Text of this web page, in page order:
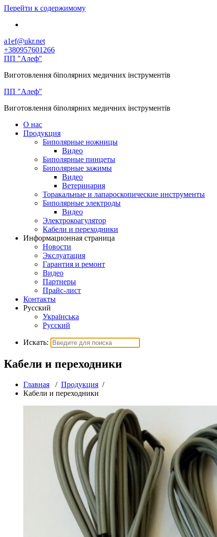
Перейти к содержимому
a1ef@ukr.net
+380957601266
ПП "Алеф"
Виготовлення біполярних медичних інструментів
ПП "Алеф"
Виготовлення біполярних медичних інструментів
О нас
Продукция
Биполярные ножницы
Видео
Биполярные пинцеты
Биполярные зажимы
Видео
Ветеринария
Торакальные и лапароскопические инструменты
Биполярные электроды
Видео
Электрокоагулятор
Кабели и переходники
Информационная страница
Новости
Экслуатация
Гарантия и ремонт
Видео
Партнеры
Прайс-лист
Контакты
Русский
Українська
Русский
Искать:
Кабели и переходники
Главная / Продукция /
Кабели и переходники